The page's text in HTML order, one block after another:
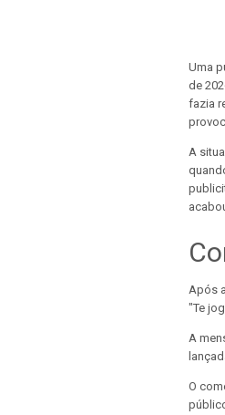
Uma
de
fazia
A
Após
"Te
A
O